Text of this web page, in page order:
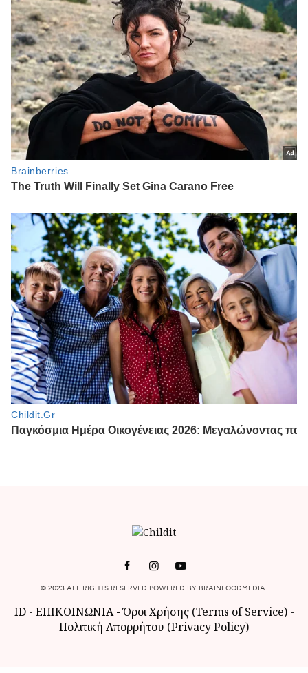
© 2023 ALL RIGHTS RESERVED POWERED BY BRAINFOODMEDIA.
ID- ΕΠΙΚΟΙΝΩΝΙΑ-Όροι Χρήσης (Terms of Service)-
Πολιτική Απορρήτου (Privacy Policy)